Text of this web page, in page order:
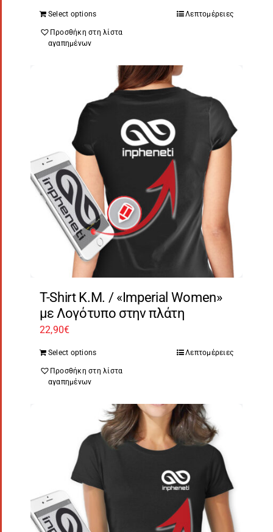
Select options Λεπτομέρειες
Προσθήκη στη λίστα
αγαπημένων
T-Shirt Κ.Μ. / «Imperial Women»
με Λογότυπο στην πλάτη
22,90€
Select options Λεπτομέρειες
Προσθήκη στη λίστα
αγαπημένων